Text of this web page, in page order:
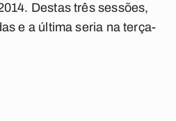
Destas três sessões,
e a última seria na terça-